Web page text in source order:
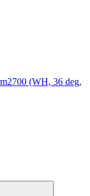
(WH, 36 deg,